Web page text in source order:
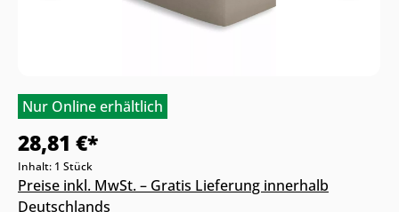
Nur Online erhältlich
28,81 €*
Inhalt: 1 Stück
Preise inkl. MwSt. – Gratis Lieferung innerhalb
Deutschlands